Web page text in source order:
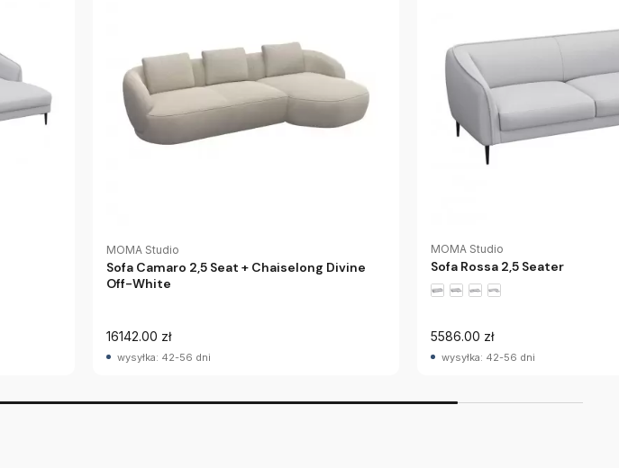
MOMA Studio
Sofa Camaro 2,5 Seat + Chaiselong Divine
Off-White
16142.00 zł
wysyłka: 42-56 dni
MOMA Studio
Sofa Rossa 2,5 Seater
5586.00 zł
wysyłka: 42-56 dni